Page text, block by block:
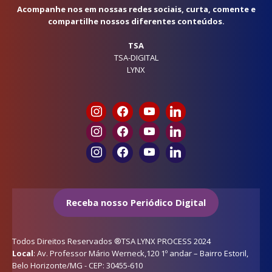
Acompanhe nos em nossas redes sociais, curta, comente e
compartilhe nossos diferentes conteúdos.
TSA
TSA-DIGITAL
LYNX
Receba nosso Periódico Digital
Todos Direitos Reservados ®TSA LYNX PROCESS 2024
Local: Av. Professor Mário Werneck,120 1º andar – Bairro Estoril,
Belo Horizonte/MG - CEP: 30455-610